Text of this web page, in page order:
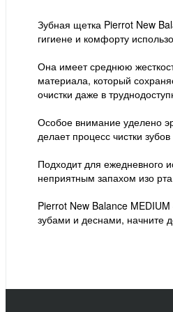
Зубная щетка Pierrot New
гигиене и комфорту
Она имеет среднюю
материала, который
очистки даже в
Особое внимание уделено
делает процесс чистки
Подходит для ежедневного
неприятным запахом изо
Pierrot New Balance
зубами и деснами, начните